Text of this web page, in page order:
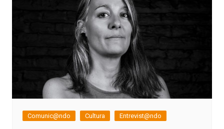
Comunic@ndo Cultura Entrevist@ndo